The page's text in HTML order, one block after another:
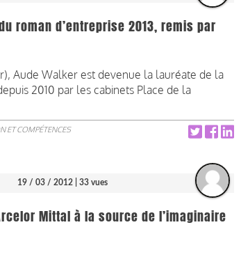
roman d’entreprise 2013, remis par
Aude Walker est devenue la lauréate de la
2010 par les cabinets Place de la
ET COMPÉTENCES
19 / 03 / 2012 | 33 vues
Mittal à la source de l’imaginaire